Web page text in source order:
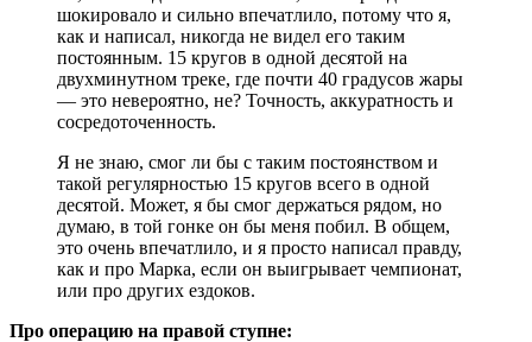
шокировало и сильно впечатлило, потому что я,
как и написал, никогда не видел его таким
постоянным. 15 кругов в одной десятой на
двухминутном треке, где почти 40 градусов жары
— это невероятно, не? Точность, аккуратность и
сосредоточенность.
Я не знаю, смог ли бы с таким постоянством и
такой регулярностью 15 кругов всего в одной
десятой. Может, я бы смог держаться рядом, но
думаю, в той гонке он бы меня побил. В общем,
это очень впечатлило, и я просто написал правду,
как и про Марка, если он выигрывает чемпионат,
или про других ездоков.
Про операцию на правой ступне: